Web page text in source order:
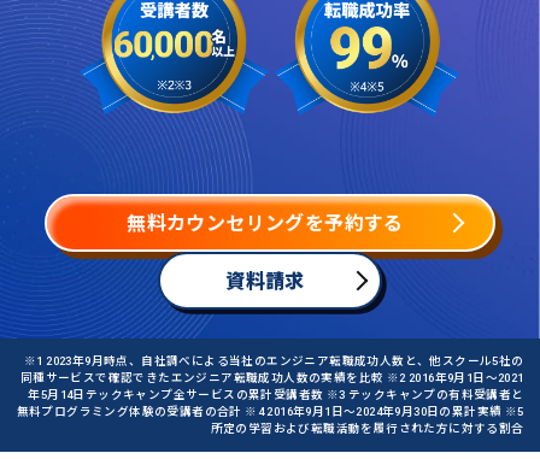
無料カウンセリングを予約する
資料請求
※1 2023年9月時点、自社調べによる当社のエンジニア転職成功人数と、他スクール5社の
同種サービスで確認できたエンジニア転職成功人数の実績を比較 ※2 2016年9月1日〜2021
年5月14日テックキャンプ全サービスの累計受講者数 ※3 テックキャンプの有料受講者と
無料プログラミング体験の受講者の合計 ※4 2016年9月1日〜2024年9月30日の累計実績 ※5
所定の学習および転職活動を履行された方に対する割合